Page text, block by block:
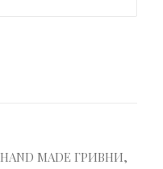
HAND MADE ГРИВНИ,